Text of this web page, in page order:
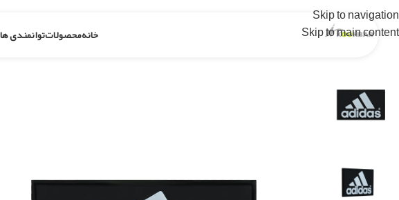
Skip to navigation
Skip to main content خانهمحصولاتتوانمندی ها